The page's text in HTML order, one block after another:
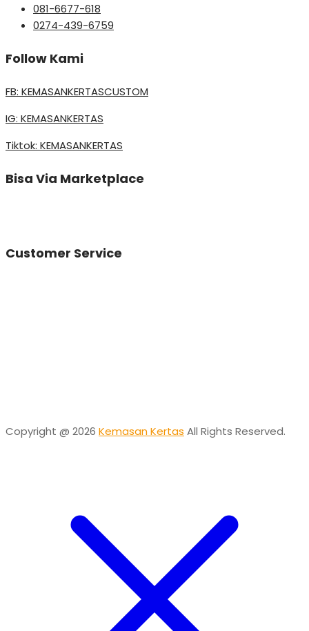
081-6677-618
0274-439-6759
Follow Kami
FB: KEMASANKERTASCUSTOM
IG: KEMASANKERTAS
Tiktok: KEMASANKERTAS
Bisa Via Marketplace
Customer Service
Copyright @ 2026 Kemasan Kertas All Rights Reserved.